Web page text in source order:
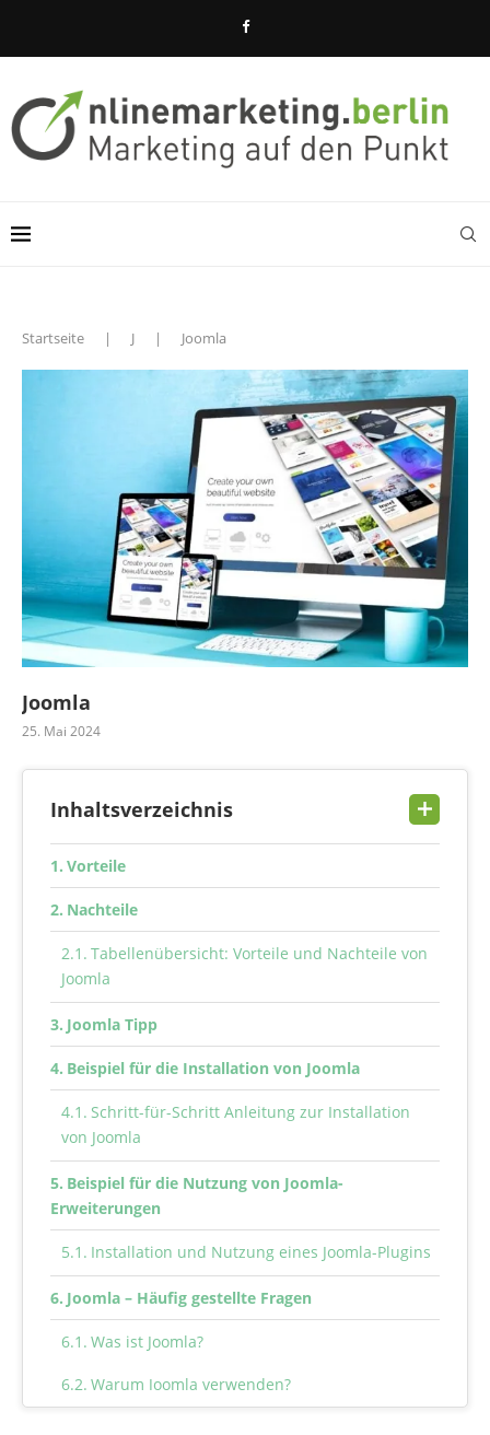
Startseite | J | Joomla
Joomla
25. Mai 2024
Inhaltsverzeichnis
Vorteile
Nachteile
Tabellenübersicht: Vorteile und Nachteile von
Joomla
Joomla Tipp
Beispiel für die Installation von Joomla
Schritt-für-Schritt Anleitung zur Installation
von Joomla
Beispiel für die Nutzung von Joomla-
Erweiterungen
Installation und Nutzung eines Joomla-Plugins
Joomla – Häufig gestellte Fragen
Was ist Joomla?
Warum Joomla verwenden?